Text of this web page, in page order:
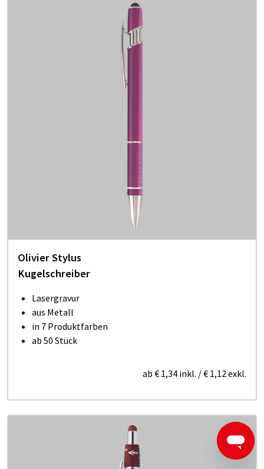
Olivier Stylus
Kugelschreiber
Lasergravur
aus Metall
in 7 Produktfarben
ab 50 Stück
ab € 1,34 inkl. /€ 1,12exkl.